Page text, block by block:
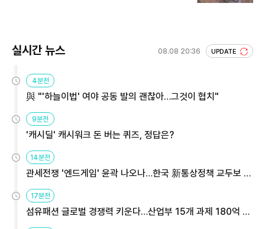
실시간 뉴스 08.08 20:36 UPDATE
4분전
與 "'하늘이법' 여야 공동 발의 괜찮아…그것이 협치"
9분전
'캐시딜' 캐시워크 돈 버는 퀴즈, 정답은?
14분전
관세전쟁 '엔드게임' 윤곽 나오나…한국 新통상정책 교두보 활
17분전
섬유패션 글로벌 경쟁력 키운다…산업부 15개 과제 180억 지